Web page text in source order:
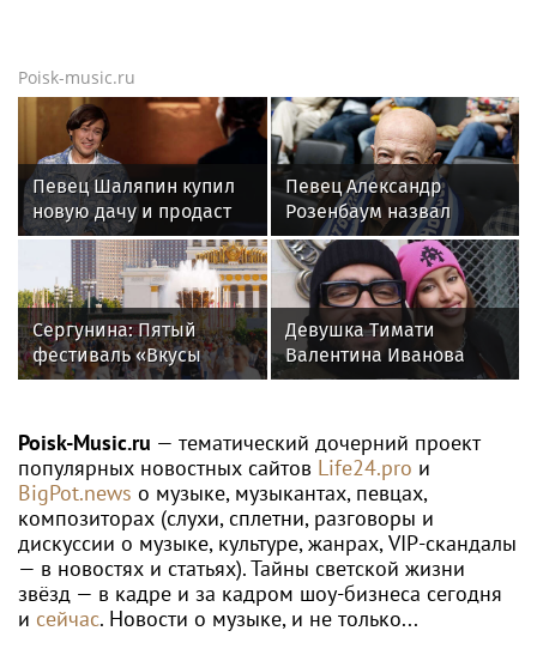
Poisk-music.ru
Певец Шаляпин купил
новую дачу и продаст
старую
Певец Александр
Розенбаум назвал
Любовь Орлову
настоящей звездой
Сергунина: Пятый
фестиваль «Вкусы
России» пройдет в
Девушка Тимати
Валентина Иванова
снялась с годовалой
Poisk-Music.ru — тематический дочерний проект
популярных новостных сайтов Life24.pro и
BigPot.news о музыке, музыкантах, певцах,
композиторах (слухи, сплетни, разговоры и
дискуссии о музыке, культуре, жанрах, VIP-скандалы
— в новостях и статьях). Тайны светской жизни
звёзд — в кадре и за кадром шоу-бизнеса сегодня
и сейчас. Новости о музыке, и не только...